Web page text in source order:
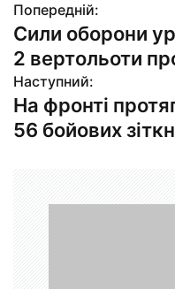
Н
а
в
і
Попередній:
Сили оборони
2 вертольоти
Наступний:
На фронті
56 бойових